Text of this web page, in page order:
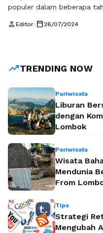
populer dalam beberapa
menciptakan vlog sebagai
audiens mereka melalui
person Editor• calendar_today 26/07/2024
trending_upTRENDING NOW
Pariwisata
Liburan
dengan
Lombok
Pariwisata
Wisata
Mendunia
From
Tips
Strategi
Mengubah